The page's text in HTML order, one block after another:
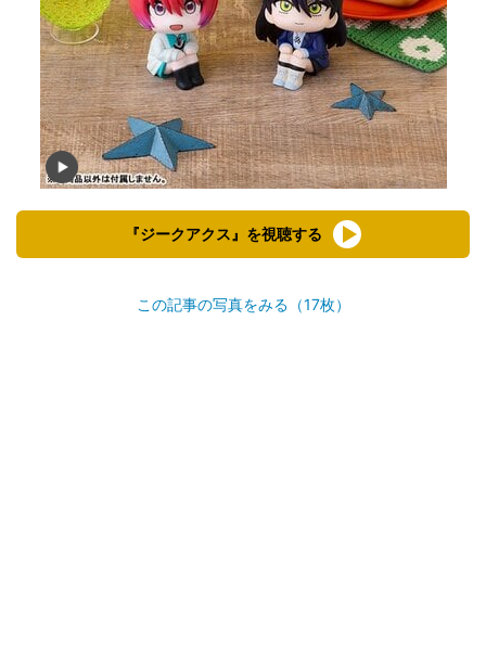
『ジークアクス』を視聴する
この記事の写真をみる（17枚）